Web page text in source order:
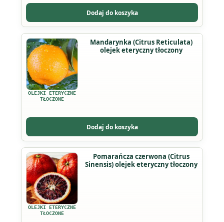
Dodaj do koszyka
OLEJKI ETERYCZNE
TŁOCZONE
Mandarynka (Citrus Reticulata)
olejek eteryczny tłoczony
Dodaj do koszyka
Ten
produkt
ma
wiele
wariantów.
Opcje
na
stronie
produktu
OLEJKI ETERYCZNE
TŁOCZONE
Pomarańcza czerwona (Citrus
Sinensis) olejek eteryczny tłoczony
Ten
produkt
ma
wiele
wariantów.
Opcje